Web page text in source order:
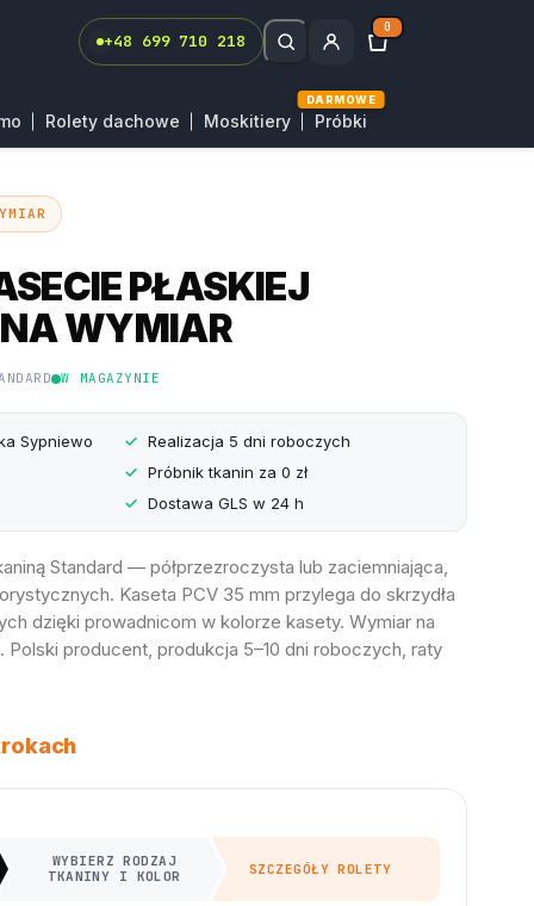
+48 699 710 218
0
Rolety dachowe Moskitiery Próbki
DARMOWE
PŁASKIEJ
WYMIAR
W MAGAZYNIE
Sypniewo
Realizacja 5 dni roboczych
Próbnik tkanin za 0 zł
Dostawa GLS w 24 h
Standard — półprzezroczysta lub zaciemniająca,
Kaseta PCV 35 mm przylega do skrzydła
dzięki prowadnicom w kolorze kasety. Wymiar na
Polski producent, produkcja 5–10 dni roboczych, raty
WYBIERZ RODZAJ
TKANINY I KOLOR
SZCZEGÓŁY ROLETY